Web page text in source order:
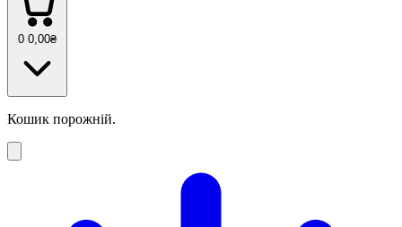
0 0 ,00₴
Кошик порожній.